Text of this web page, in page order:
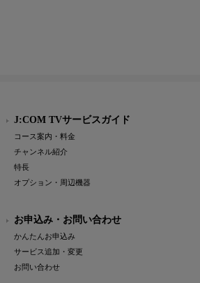
J:COM TVサービスガイド
コース案内・料金
チャンネル紹介
特長
オプション・周辺機器
お申込み・お問い合わせ
かんたんお申込み
サービス追加・変更
お問い合わせ